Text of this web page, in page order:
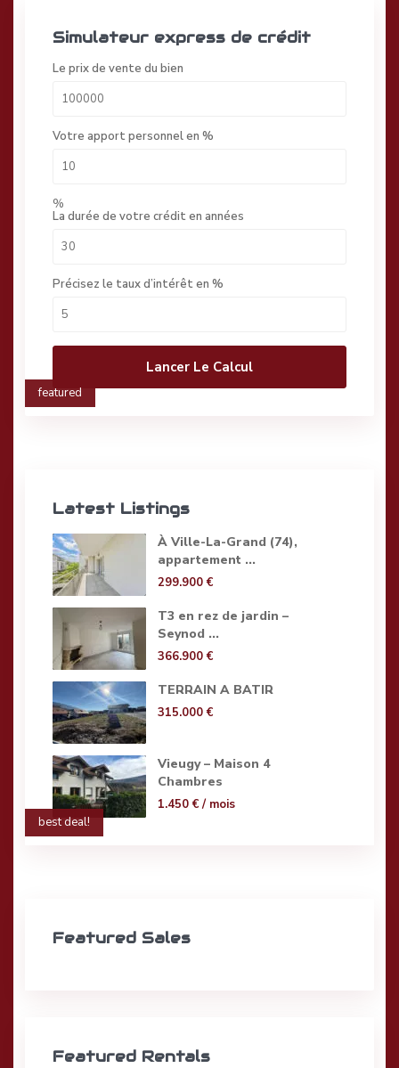
Simulateur express de crédit
Le prix de vente du bien
Votre apport personnel en %
%
La durée de votre crédit en années
Précisez le taux d’intérêt en %
Lancer Le Calcul
featured
Latest Listings
À Ville-La-Grand (74),
appartement ...
299.900 €
T3 en rez de jardin –
Seynod ...
366.900 €
TERRAIN A BATIR
315.000 €
Vieugy – Maison 4
Chambres
1.450 €/ mois
best deal!
Featured Sales
Featured Rentals